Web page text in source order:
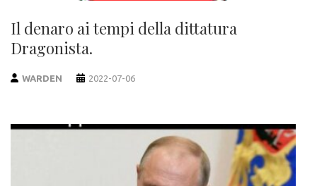
Il denaro ai tempi della dittatura
Dragonista.
WARDEN 2022-07-06